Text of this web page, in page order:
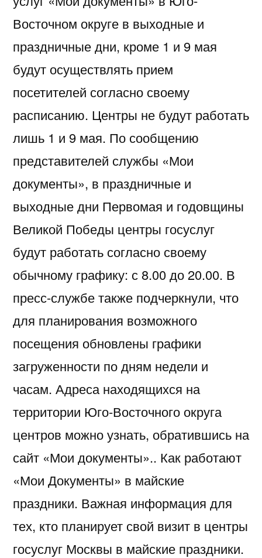
Восточном округе в выходные и
праздничные дни, кроме 1 и 9 мая
будут осуществлять прием
посетителей согласно своему
расписанию. Центры не будут работать
лишь 1 и 9 мая. По сообщению
представителей службы «Мои
документы», в праздничные и
выходные дни Первомая и годовщины
Великой Победы центры госуслуг
будут работать согласно своему
обычному графику: с 8.00 до 20.00. В
пресс-службе также подчеркнули, что
для планирования возможного
посещения обновлены графики
загруженности по дням недели и
часам. Адреса находящихся на
территории Юго-Восточного округа
центров можно узнать, обратившись на
сайт «Мои документы».. Как работают
«Мои Документы» в майские
праздники. Важная информация для
тех, кто планирует свой визит в центры
госуслуг Москвы в майские праздники.